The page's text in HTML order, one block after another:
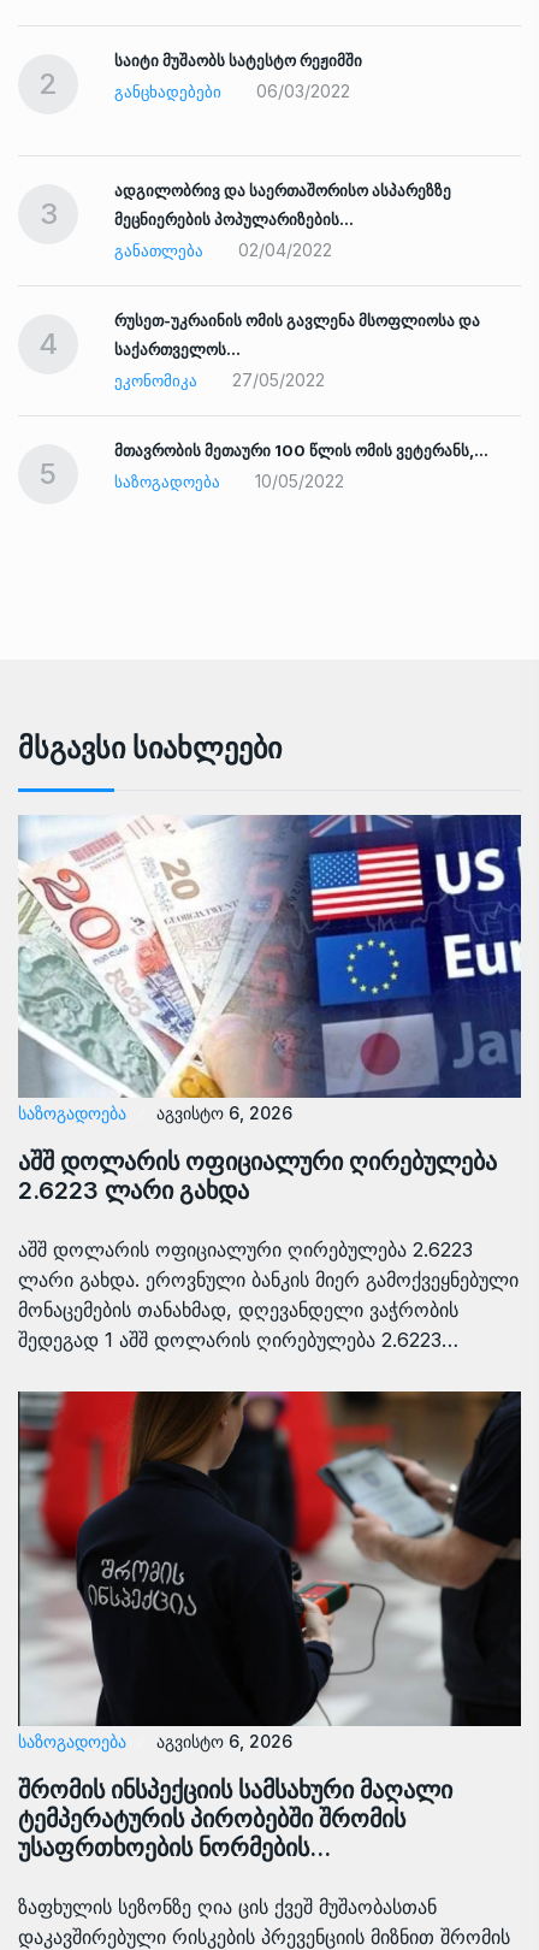
2
საიტი მუშაობს სატესტო რეჟიმში
ᲒᲐᲜᲪᲮᲐᲓᲔᲑᲔᲑᲘ
06/03/2022
3
ადგილობრივ და საერთაშორისო ასპარეზზე
მეცნიერების პოპულარიზების…
ᲒᲐᲜᲐᲗᲚᲔᲑᲐ
02/04/2022
4
რუსეთ-უკრაინის ომის გავლენა მსოფლიოსა და
საქართველოს…
ᲔᲙᲝᲜᲝᲛᲘᲙᲐ
27/05/2022
5
მთავრობის მეთაური 100 წლის ომის ვეტერანს,…
ᲡᲐᲖᲝᲒᲐᲓᲝᲔᲑᲐ
10/05/2022
Მსგავსი Სიახლეები
ᲡᲐᲖᲝᲒᲐᲓᲝᲔᲑᲐ აგვისტო 6, 2026
აშშ დოლარის ოფიციალური ღირებულება
2.6223 ლარი გახდა
აშშ დოლარის ოფიციალური ღირებულება 2.6223
ლარი გახდა. ეროვნული ბანკის მიერ გამოქვეყნებული
მონაცემების თანახმად, დღევანდელი ვაჭრობის
შედეგად 1 აშშ დოლარის ღირებულება 2.6223…
ᲡᲐᲖᲝᲒᲐᲓᲝᲔᲑᲐ აგვისტო 6, 2026
შრომის ინსპექციის სამსახური მაღალი
ტემპერატურის პირობებში შრომის
უსაფრთხოების ნორმების…
ზაფხულის სეზონზე ღია ცის ქვეშ მუშაობასთან
დაკავშირებული რისკების პრევენციის მიზნით შრომის